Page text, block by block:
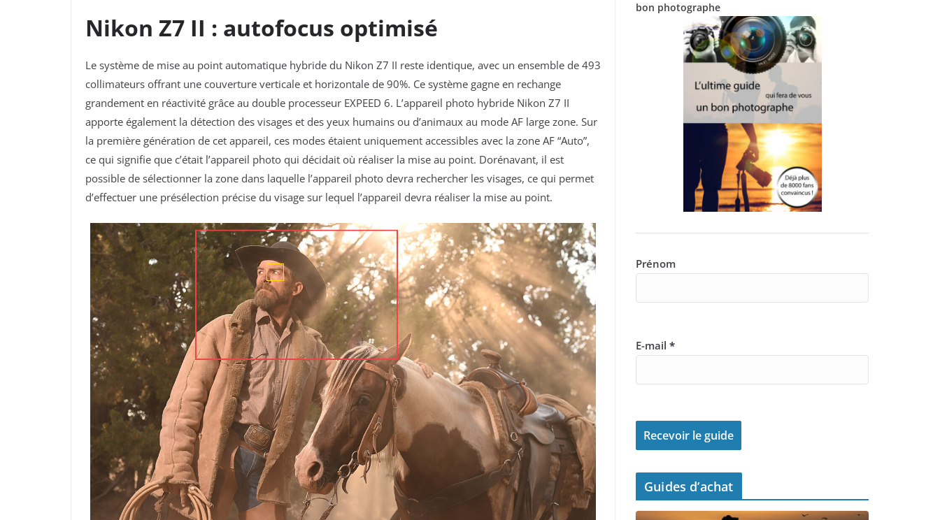
Nikon Z7 II : autofocus optimisé
Le système de mise au point automatique hybride du Nikon Z7 II reste identique, avec un ensemble de 493
collimateurs offrant une couverture verticale et horizontale de 90%. Ce système gagne en rechange
grandement en réactivité grâce au double processeur EXPEED 6. L’appareil photo hybride Nikon Z7 II
apporte également la détection des visages et des yeux humains ou d’animaux au mode AF large zone. Sur
la première génération de cet appareil, ces modes étaient uniquement accessibles avec la zone AF “Auto”,
ce qui signifie que c’était l’appareil photo qui décidait où réaliser la mise au point. Dorénavant, il est
possible de sélectionner la zone dans laquelle l’appareil photo devra rechercher les visages, ce qui permet
d’effectuer une présélection précise du visage sur lequel l’appareil devra réaliser la mise au point.
bon photographe
Prénom
E-mail *
Guides d’achat